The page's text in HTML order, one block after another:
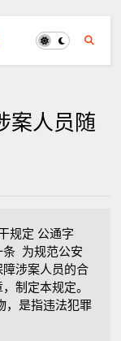
案人员随
规定 公通字
为规范公安
涉案人员的合
制定本规定。
是指违法犯罪